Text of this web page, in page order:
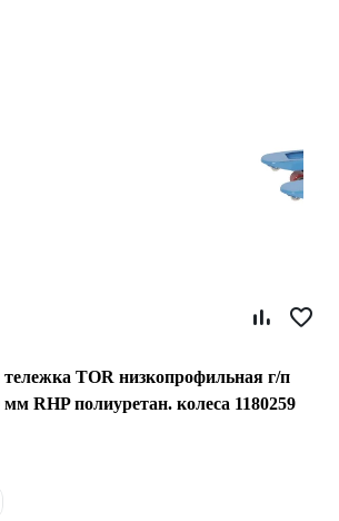
TOR низкопрофильная г/п
мм RHP полиуретан. колеса 1180259